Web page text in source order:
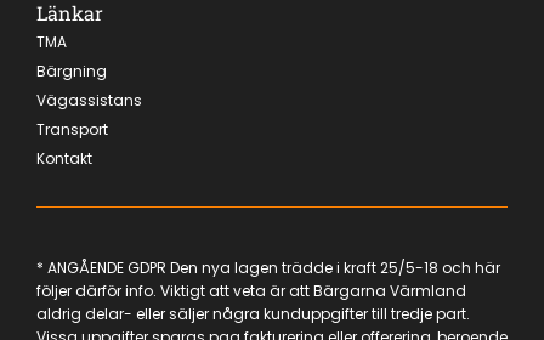
Länkar
TMA
Bärgning
Vägassistans
Transport
Kontakt
* ANGÅENDE GDPR Den nya lagen trädde i kraft 25/5-18 och här
följer därför info. Viktigt att veta är att Bärgarna Värmland
aldrig delar- eller säljer några kunduppgifter till tredje part.